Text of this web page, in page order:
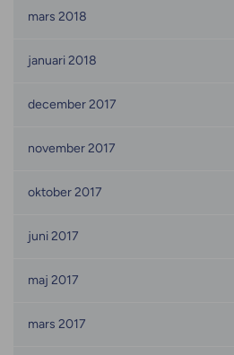
mars 2018
januari 2018
december 2017
november 2017
oktober 2017
juni 2017
maj 2017
mars 2017